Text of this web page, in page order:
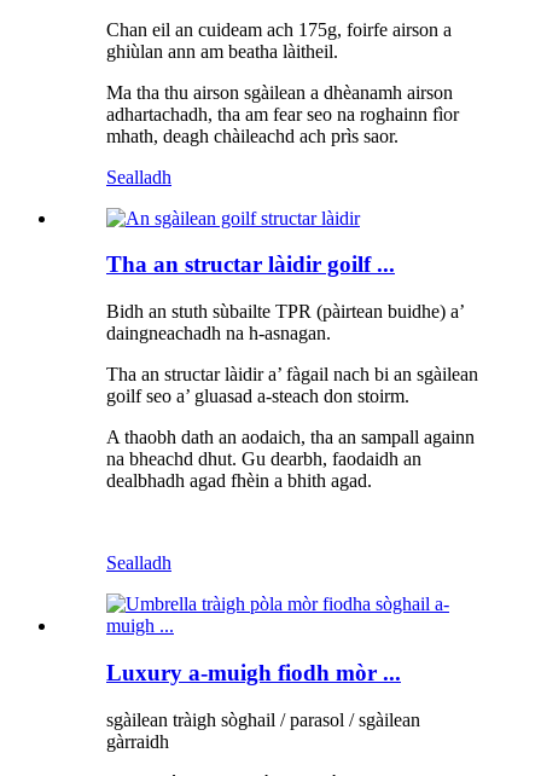
Chan eil an cuideam ach 175g, foirfe airson a
ghiùlan ann am beatha làitheil.
Ma tha thu airson sgàilean a dhèanamh airson
adhartachadh, tha am fear seo na roghainn fìor
mhath, deagh chàileachd ach prìs saor.
Sealladh
Tha an structar làidir goilf ...
Bidh an stuth sùbailte TPR (pàirtean buidhe) a’
daingneachadh na h-asnagan.
Tha an structar làidir a’ fàgail nach bi an sgàilean
goilf seo a’ gluasad a-steach don stoirm.
A thaobh dath an aodaich, tha an sampall againn
na bheachd dhut. Gu dearbh, faodaidh an
dealbhadh agad fhèin a bhith agad.
Sealladh
Luxury a-muigh fiodh mòr ...
sgàilean tràigh sòghail / parasol / sgàilean
gàrraidh